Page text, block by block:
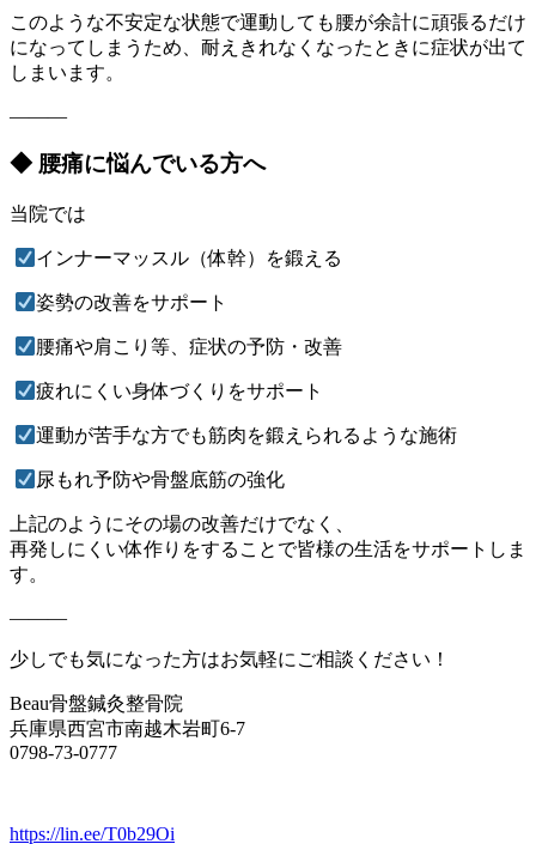
このような不安定な状態で運動しても腰が余計に頑張るだけ
になってしまうため、耐えきれなくなったときに症状が出て
しまいます。
———
◆ 腰痛に悩んでいる方へ
当院では
インナーマッスル（体幹）を鍛える
姿勢の改善をサポート
腰痛や肩こり等、症状の予防・改善
疲れにくい身体づくりをサポート
運動が苦手な方でも筋肉を鍛えられるような施術
尿もれ予防や骨盤底筋の強化
上記のようにその場の改善だけでなく、
再発しにくい体作りをすることで皆様の生活をサポートしま
す。
———
少しでも気になった方はお気軽にご相談ください！
Beau骨盤鍼灸整骨院
兵庫県西宮市南越木岩町6-7
0798-73-0777
https://lin.ee/T0b29Oi